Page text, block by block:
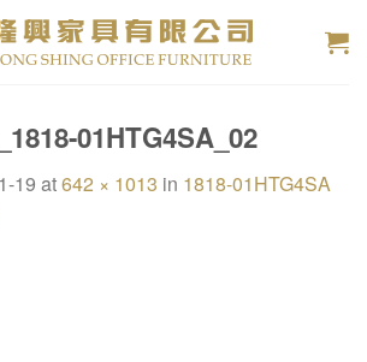
01HTG4SA_02
19 at642 × 1013 in 1818-01HTG4SA